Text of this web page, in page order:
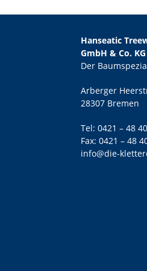
Hanseatic
GmbH & Co. KG
Der
Arberger
28307 Bremen
Tel:0421 – 48
Fax: 0421 – 48
info@die-